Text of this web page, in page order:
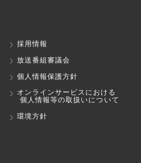
採用情報
放送番組審議会
個人情報保護方針
オンラインサービスにおける
個人情報等の取扱いについて
環境方針